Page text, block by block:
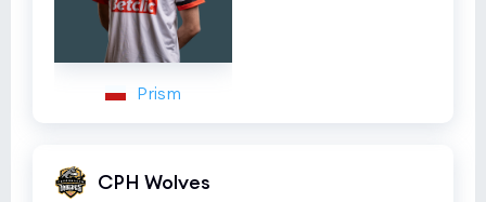
Prism
CPH Wolves